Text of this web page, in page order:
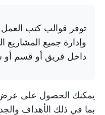
توفر قوالب كتب العمل
وإدارة جميع المشاريع
داخل فريق أو قسم أو
يمكنك الحصول على
بما في ذلك الأهداف